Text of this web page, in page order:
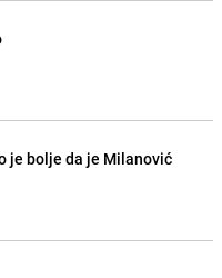
je bolje da je Milanović